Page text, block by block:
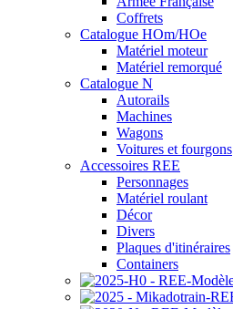
Coffrets
Catalogue HOm/HOe
Matériel moteur
Matériel remorqué
Catalogue N
Autorails
Machines
Wagons
Voitures et fourgons
Accessoires REE
Personnages
Matériel roulant
Décor
Divers
Plaques d'itinéraires
Containers